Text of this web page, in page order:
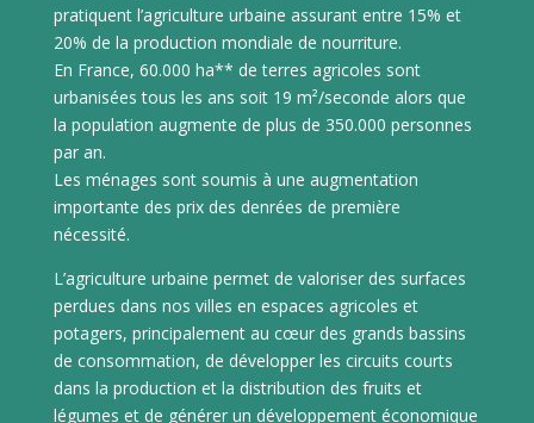
pratiquent l’agriculture urbaine assurant entre 15% et
20% de la production mondiale de nourriture.
En France, 60.000 ha** de terres agricoles sont
urbanisées tous les ans soit 19 m²/seconde alors que
la population augmente de plus de 350.000 personnes
par an.
Les ménages sont soumis à une augmentation
importante des prix des denrées de première
nécessité.
L’agriculture urbaine permet de valoriser des surfaces
perdues dans nos villes en espaces agricoles et
potagers, principalement au cœur des grands bassins
de consommation, de développer les circuits courts
dans la production et la distribution des fruits et
légumes et de générer un développement économique